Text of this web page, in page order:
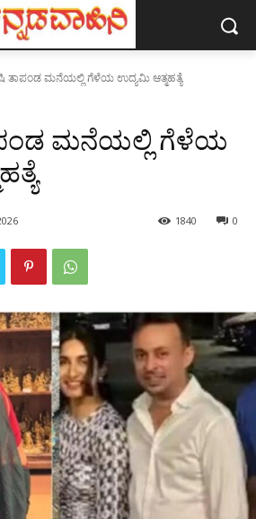
ತಾಪಂಡ ಮನೆಯಲ್ಲಿ ಗೆಳೆಯ ಉದ್ಯಮಿ ಆತ್ಮಹತ್ಯೆ
ಮನೆಯಲ್ಲಿ ಗೆಳೆಯ
0
1840